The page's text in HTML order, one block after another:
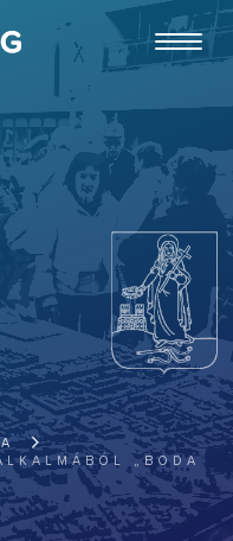
ugrás a fő tartalomhoz
„BODA